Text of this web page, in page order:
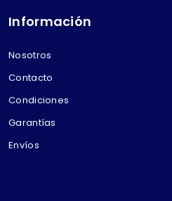
Información
Nosotros
Contacto
Condiciones
Garantías
Envíos